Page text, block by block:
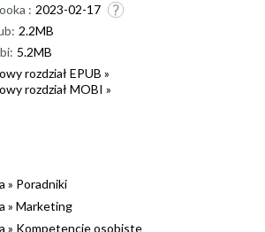
: 2023-02-17
2.2MB
5.2MB
rozdział EPUB »
rozdział MOBI »
» Poradniki
» Marketing
» Kompetencje osobiste